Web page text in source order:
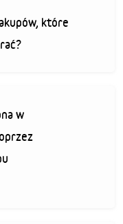
które
w